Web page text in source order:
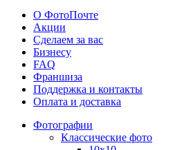
О ФотоПочте
Акции
Сделаем за вас
Бизнесу
FAQ
Франшиза
Поддержка и контакты
Оплата и доставка
Фотографии
Классические фото